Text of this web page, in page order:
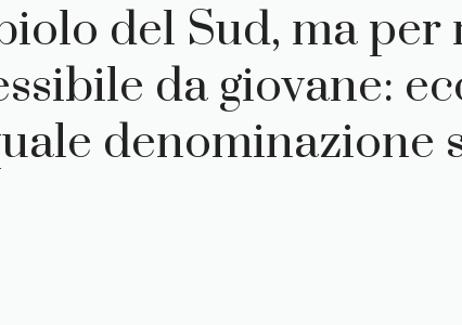
del Sud, ma per
da giovane:
denominazione